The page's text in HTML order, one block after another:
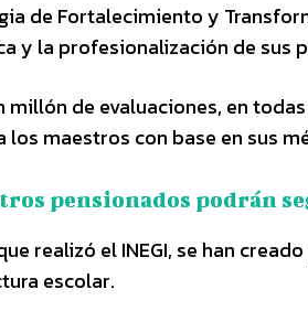
de Fortalecimiento y
y la profesionalización de sus
millón de evaluaciones, en
maestros con base en sus
pensionados podrán
realizó el INEGI, se han
escolar.